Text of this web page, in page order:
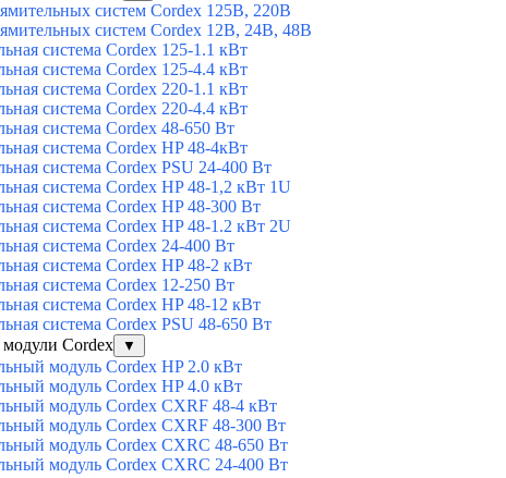
систем Cordex 125В, 220В
систем Cordex 12В, 24В, 48В
система Cordex 125-1.1 кВт
система Cordex 125-4.4 кВт
система Cordex 220-1.1 кВт
система Cordex 220-4.4 кВт
система Cordex 48-650 Вт
система Cordex HP 48-4кВт
система Cordex PSU 24-400 Вт
система Cordex HP 48-1,2 кВт 1U
система Cordex HP 48-300 Вт
система Cordex HP 48-1.2 кВт 2U
система Cordex 24-400 Вт
система Cordex HP 48-2 кВт
система Cordex 12-250 Вт
система Cordex HP 48-12 кВт
система Cordex PSU 48-650 Вт
Cordex
▼
модуль Cordex HP 2.0 кВт
модуль Cordex HP 4.0 кВт
модуль Cordex CXRF 48-4 кВт
модуль Cordex CXRF 48-300 Вт
модуль Cordex CXRС 48-650 Вт
модуль Cordex CXRС 24-400 Вт